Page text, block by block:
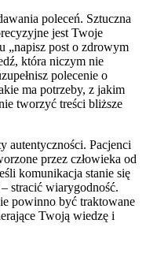
poleceń. Sztuczna
jest Twoje
„napisz post o zdrowym
która niczym nie
polecenie o
ma potrzeby, z jakim
tworzyć treści bliższe
autentyczności. Pacjenci
przez człowieka od
komunikacja stanie się
stracić wiarygodność.
powinno być traktowane
Twoją wiedzę i